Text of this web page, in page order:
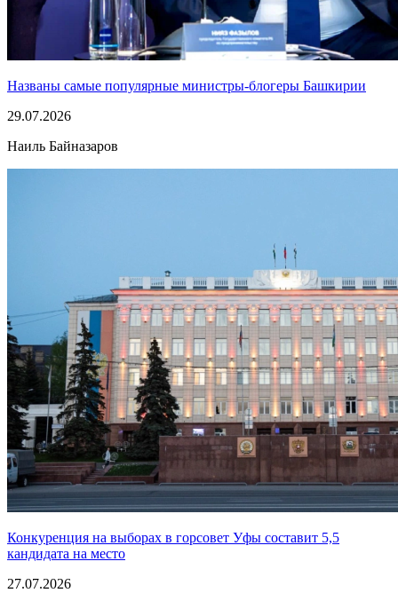
Названы самые популярные министры-блогеры Башкирии
29.07.2026
Наиль Байназаров
Конкуренция на выборах в горсовет Уфы составит 5,5
кандидата на место
27.07.2026